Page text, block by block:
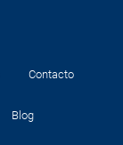
Contacto
Blog